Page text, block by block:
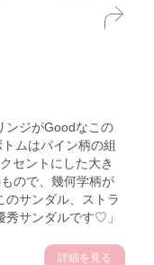
ンジがGoodなこの
ムはパイン柄の組
セントにした大き
ので、幾何学柄が
のサンダル、ストラ
秀サンダルです♡」
詳細を見る